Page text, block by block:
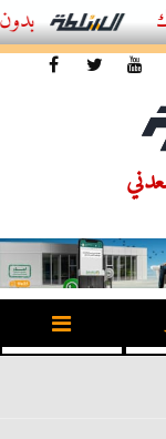
أفضل اشتراك IPTV بدون تقطيع 2026 – دليل المشاهد العصري